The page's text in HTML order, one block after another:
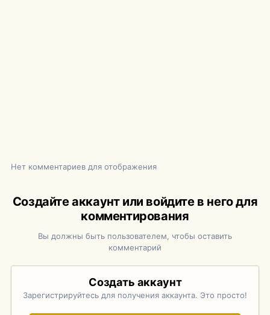
Нет комментариев для отображения
Создайте аккаунт или войдите в него для
комментирования
Вы должны быть пользователем, чтобы оставить
комментарий
Создать аккаунт
Зарегистрируйтесь для получения аккаунта. Это просто!